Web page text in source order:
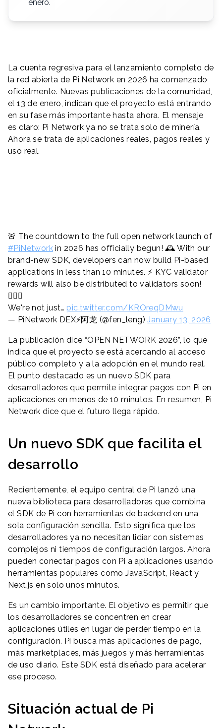
enero.
La cuenta regresiva para el lanzamiento completo de
la red abierta de Pi Network en 2026 ha comenzado
oficialmente. Nuevas publicaciones de la comunidad,
el 13 de enero, indican que el proyecto está entrando
en su fase más importante hasta ahora. El mensaje
es claro: Pi Network ya no se trata solo de minería.
Ahora se trata de aplicaciones reales, pagos reales y
uso real.
🚨 The countdown to the full open network launch of
#PiNetwork in 2026 has officially begun! 🕰️ With our
brand-new SDK, developers can now build Pi-based
applications in less than 10 minutes. ⚡️ KYC validator
rewards will also be distributed to validators soon!
👨🏻‍⚕️
We're not just… pic.twitter.com/KROreqDMwu
— PiNetwork DEX⚡️阿龙 (@fen_leng)January 13, 2026
La publicación dice “OPEN NETWORK 2026”, lo que
indica que el proyecto se está acercando al acceso
público completo y a la adopción en el mundo real.
El punto destacado es un nuevo SDK para
desarrolladores que permite integrar pagos con Pi en
aplicaciones en menos de 10 minutos. En resumen, Pi
Network dice que el futuro llega rápido.
Un nuevo SDK que facilita el
desarrollo
Recientemente, el equipo central de Pi lanzó una
nueva biblioteca para desarrolladores que combina
el SDK de Pi con herramientas de backend en una
sola configuración sencilla. Esto significa que los
desarrolladores ya no necesitan lidiar con sistemas
complejos ni tiempos de configuración largos. Ahora
pueden conectar pagos con Pi a aplicaciones usando
herramientas populares como JavaScript, React y
Next.js en solo unos minutos.
Es un cambio importante. El objetivo es permitir que
los desarrolladores se concentren en crear
aplicaciones útiles en lugar de perder tiempo en la
configuración. Pi busca más aplicaciones de pago,
más marketplaces, más juegos y más herramientas
de uso diario. Este SDK está diseñado para acelerar
ese proceso.
Situación actual de Pi